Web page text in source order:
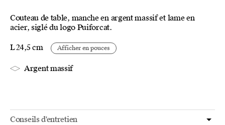
Couteau de table, manche en argent massif et lame en
acier, siglé du logo Puiforcat.
L 24,5 cm Afficher en pouces
Argent massif
Conseils d'entretien